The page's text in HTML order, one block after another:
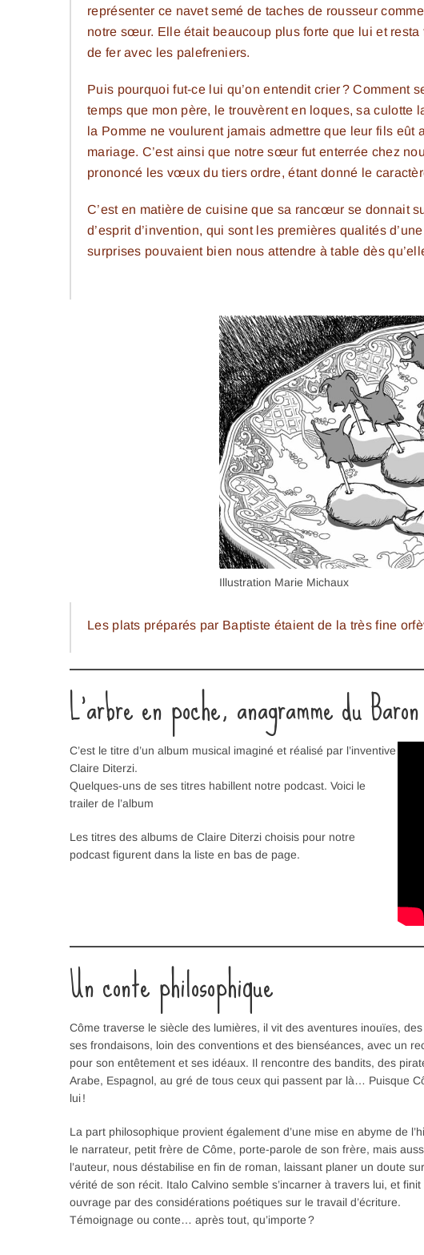
représenter ce navet semé de taches de rousseur
notre sœur. Elle était beaucoup plus forte que lui et
de fer avec les palefreniers.
Puis pourquoi fut-ce lui qu’on entendit crier ? Comment
temps que mon père, le trouvèrent en loques, sa culotte
la Pomme ne voulurent jamais admettre que leur fils eût
mariage. C’est ainsi que notre sœur fut enterrée chez
prononcé les vœux du tiers ordre, étant donné le
C’est en matière de cuisine que sa rancœur se donnait
d’esprit d’invention, qui sont les premières qualités
surprises pouvaient bien nous attendre à table dès
Illustration Marie Michaux
Les plats préparés par Baptiste étaient de la très fine
L’arbre en poche, anagramme du
C’est le titre d’un album musical imaginé et réalisé par l’inventive
Claire Diterzi.
Quelques-uns de ses titres habillent notre podcast. Voici le
trailer de l’album
Les titres des albums de Claire Diterzi choisis pour notre
podcast figurent dans la liste en bas de page.
Un conte philosophique
Côme traverse le siècle des lumières, il vit des aventures inouïes,
ses frondaisons, loin des conventions et des bienséances, avec un
pour son entêtement et ses idéaux. Il rencontre des bandits, des
Arabe, Espagnol, au gré de tous ceux qui passent par là… Puisque
lui !
La part philosophique provient également d’une mise en abyme de
le narrateur, petit frère de Côme, porte-parole de son frère, mais
l’auteur, nous déstabilise en fin de roman, laissant planer un doute
vérité de son récit. Italo Calvino semble s’incarner à travers lui, et finit
ouvrage par des considérations poétiques sur le travail d’écriture.
Témoignage ou conte… après tout, qu’importe ?